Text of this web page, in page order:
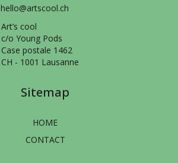
hello@artscool.ch
Art’s cool
c/o Young Pods
Case postale 1462
CH - 1001 Lausanne
Sitemap
HOME
CONTACT